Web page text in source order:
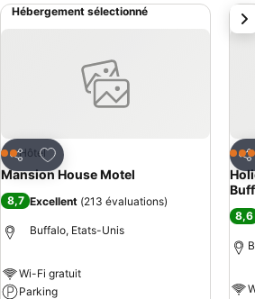
Hébergement sélectionné
Partager
Ajouter à mes favoris
2 Étoiles
Hôtel
Mansion House Motel
8,7 Excellent (213 évaluations)
Buffalo, Etats-Unis
Wi-Fi gratuit
Parking
3
8,6